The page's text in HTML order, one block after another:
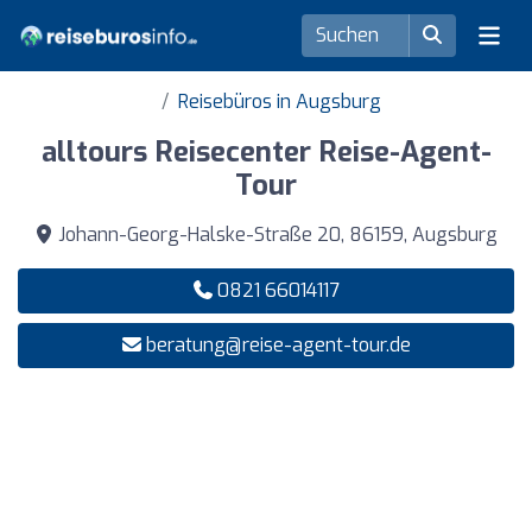
Reisebüros in Augsburg
alltours Reisecenter Reise-Agent-
Tour
Johann-Georg-Halske-Straße 20, 86159, Augsburg
0821 66014117
beratung@reise-agent-tour.de